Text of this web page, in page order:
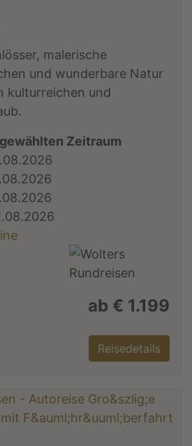
malerische
und wunderbare Natur
kulturreichen und
Zeitraum
ab € 1.199
Reisedetails